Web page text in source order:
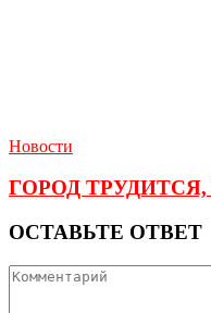
Новости
ГОРОД
ОСТАВЬТЕ ОТВЕТ